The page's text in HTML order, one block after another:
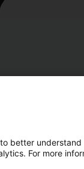
better
For more